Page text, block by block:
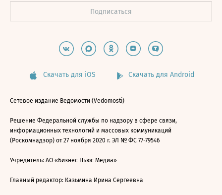
Скачать для iOS Скачать для Android
Сетевое издание Ведомости (Vedomosti)
Решение Федеральной службы по надзору в сфере связи,
информационных технологий и массовых коммуникаций
(Роскомнадзор) от 27 ноября 2020 г. ЭЛ № ФС 77-79546
Учредитель: АО «Бизнес Ньюс Медиа»
Главный редактор: Казьмина Ирина Сергеевна